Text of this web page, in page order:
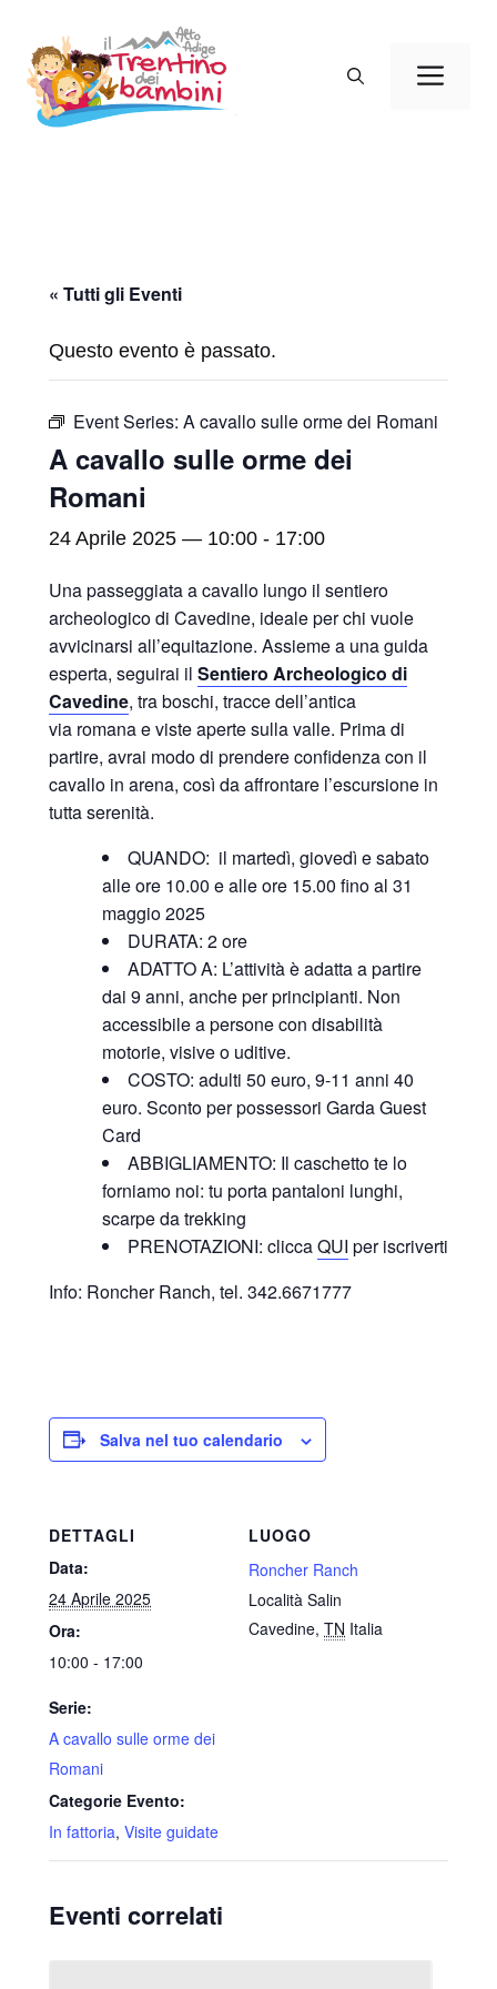
contenuto
« Tutti gli Eventi
Questo evento è passato.
Event Series: A cavallo sulle orme dei Romani
A cavallo sulle orme dei
Romani
24 Aprile 2025 — 10:00 - 17:00
Una passeggiata a cavallo lungo il sentiero
archeologico di Cavedine, ideale per chi vuole
avvicinarsi all’equitazione. Assieme a una guida
esperta, seguirai il Sentiero Archeologico di
Cavedine, tra boschi, tracce dell’antica
via romana e viste aperte sulla valle. Prima di
partire, avrai modo di prendere confidenza con il
cavallo in arena, così da affrontare l’escursione in
tutta serenità.
QUANDO: il martedì, giovedì e sabato
alle ore 10.00 e alle ore 15.00 fino al 31
maggio 2025
DURATA: 2 ore
ADATTO A: L’attività è adatta a partire
dai 9 anni, anche per principianti. Non
accessibile a persone con disabilità
motorie, visive o uditive.
COSTO: adulti 50 euro, 9-11 anni 40
euro. Sconto per possessori Garda Guest
Card
ABBIGLIAMENTO: Il caschetto te lo
forniamo noi: tu porta pantaloni lunghi,
scarpe da trekking
PRENOTAZIONI: cliccaQUI per iscriverti
Info: Roncher Ranch, tel. 342.6671777
Salva nel tuo calendario
DETTAGLI
Data:
24 Aprile 2025
Ora:
10:00 - 17:00
Serie:
A cavallo sulle orme dei
Romani
Categorie Evento:
In fattoria, Visite guidate
LUOGO
Roncher Ranch
Località Salin
Cavedine, TN Italia
Eventi correlati